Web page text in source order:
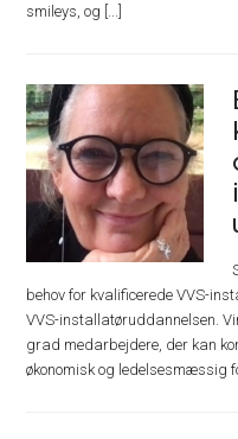
smileys, og [...]
behov for kvalificerede VVS-
VVS-installatøruddannelsen.
grad medarbejdere, der kan
økonomisk og ledelsesmæssig